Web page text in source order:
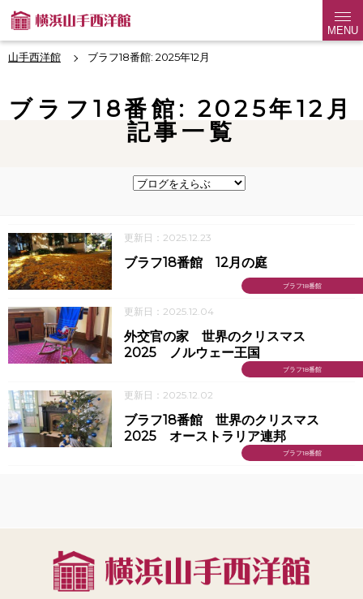
MENU
山手西洋館 ブラフ18番館: 2025年12月
ブラフ18番館: 2025年12月
記事一覧
更新日：2025.12.23
ブラフ18番館
ブラフ18番館 12月の庭
更新日：2025.12.04
ブラフ18番館
外交官の家 世界のクリスマス
2025 ノルウェー王国
更新日：2025.12.02
ブラフ18番館
ブラフ18番館 世界のクリスマス
2025 オーストラリア連邦